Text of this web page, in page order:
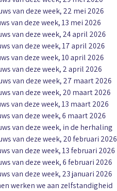
van deze week, 22 mei 2026
van deze week, 13 mei 2026
van deze week, 24 april 2026
van deze week, 17 april 2026
van deze week, 10 april 2026
van deze week, 2 april 2026
van deze week, 27 maart 2026
van deze week, 20 maart 2026
van deze week, 13 maart 2026
van deze week, 6 maart 2026
van deze week, in de herhaling
van deze week, 20 februari 2026
van deze week, 13 februari 2026
van deze week, 6 februari 2026
van deze week, 23 januari 2026
werken we aan zelfstandigheid